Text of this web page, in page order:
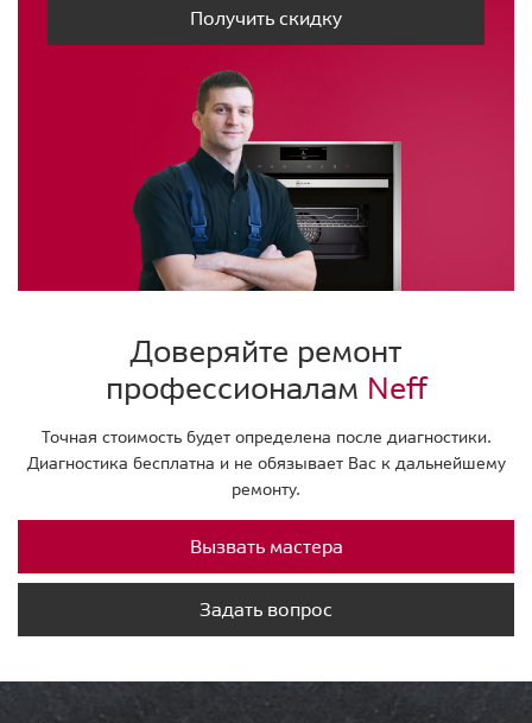
Получить скидку
Доверяйте ремонт
профессионалам Neff
Точная стоимость будет определена после диагностики.
Диагностика бесплатна и не обязывает Вас к дальнейшему
ремонту.
Вызвать мастера
Задать вопрос